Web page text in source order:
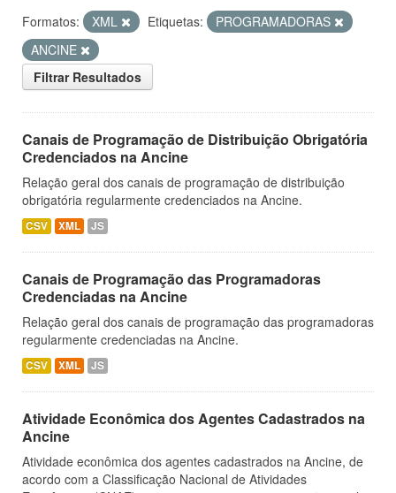
Formatos: XML Etiquetas:
PROGRAMADORAS
ANCINE
Filtrar Resultados
Canais de Programação de Distribuição Obrigatória
Credenciados na Ancine
Relação geral dos canais de programação de distribuição
obrigatória regularmente credenciados na Ancine.
CSV XML JS
Canais de Programação das Programadoras
Credenciadas na Ancine
Relação geral dos canais de programação das programadoras
regularmente credenciadas na Ancine.
CSV XML JS
Atividade Econômica dos Agentes Cadastrados na
Ancine
Atividade econômica dos agentes cadastrados na Ancine, de
acordo com a Classificação Nacional de Atividades